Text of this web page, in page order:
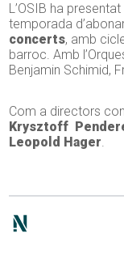
L’OSIB ha
temporada
concerts, amb
barroc. Amb
Benjamin Schimid,
Com a directors
Krysztoff
Leopold Hager.